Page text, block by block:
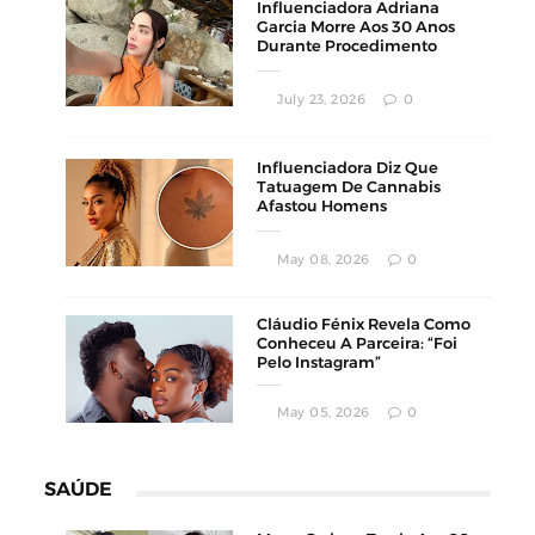
Influenciadora Adriana
Garcia Morre Aos 30 Anos
Durante Procedimento
July 23, 2026 0
Influenciadora Diz Que
Tatuagem De Cannabis
Afastou Homens
May 08, 2026 0
Cláudio Fénix Revela Como
Conheceu A Parceira: “Foi
Pelo Instagram”
May 05, 2026 0
SAÚDE